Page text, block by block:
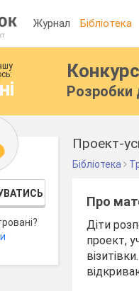
Журнал Бібліотека
Розробки
Проект-
Бібліотека
Про
Діти
проект,